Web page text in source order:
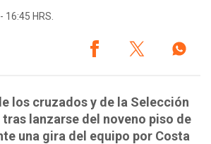
16:45 HRS.
los cruzados y de la Selección
lanzarse del noveno piso de
una gira del equipo por Costa